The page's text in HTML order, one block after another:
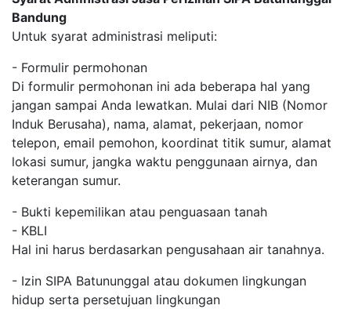
Bandung
Untuk syarat administrasi meliputi:
- Formulir permohonan
Di formulir permohonan ini ada beberapa hal yang
jangan sampai Anda lewatkan. Mulai dari NIB (Nomor
Induk Berusaha), nama, alamat, pekerjaan, nomor
telepon, email pemohon, koordinat titik sumur, alamat
lokasi sumur, jangka waktu penggunaan airnya, dan
keterangan sumur.
- Bukti kepemilikan atau penguasaan tanah
- KBLI
Hal ini harus berdasarkan pengusahaan air tanahnya.
- Izin SIPA Batununggal atau dokumen lingkungan
hidup serta persetujuan lingkungan